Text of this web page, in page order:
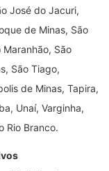
José do Jacuri,
de Minas, São
São
São Tiago,
de Minas, Tapira,
Unaí, Varginha,
Rio Branco.